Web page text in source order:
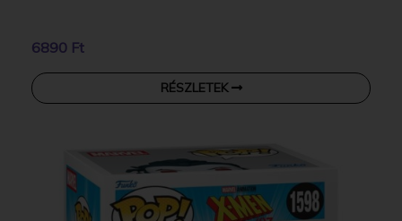
6890 Ft
RÉSZLETEK